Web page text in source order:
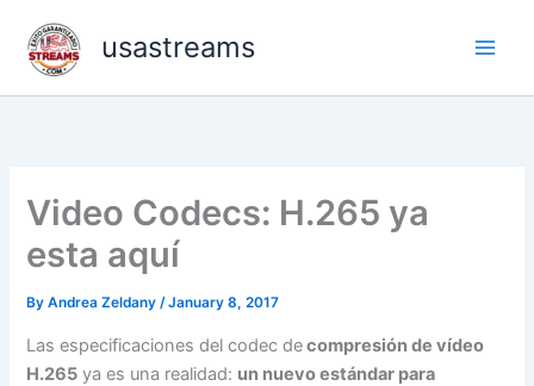
content
usastreams
Video Codecs: H.265 ya
esta aquí
ByAndrea Zeldany/January 8, 2017
Las especificaciones del codec decompresión de vídeo
H.265 ya es una realidad: un nuevo estándar para